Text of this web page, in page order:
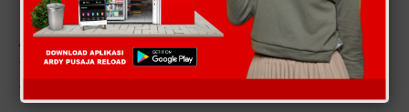
Alamat kantor kami berlokasi Di: DESA MEUNASAH
TINGKEUM-KECAMATAN MADAT-KABUPATEN ACEH
TIMUR-PROVINSI ACEH .